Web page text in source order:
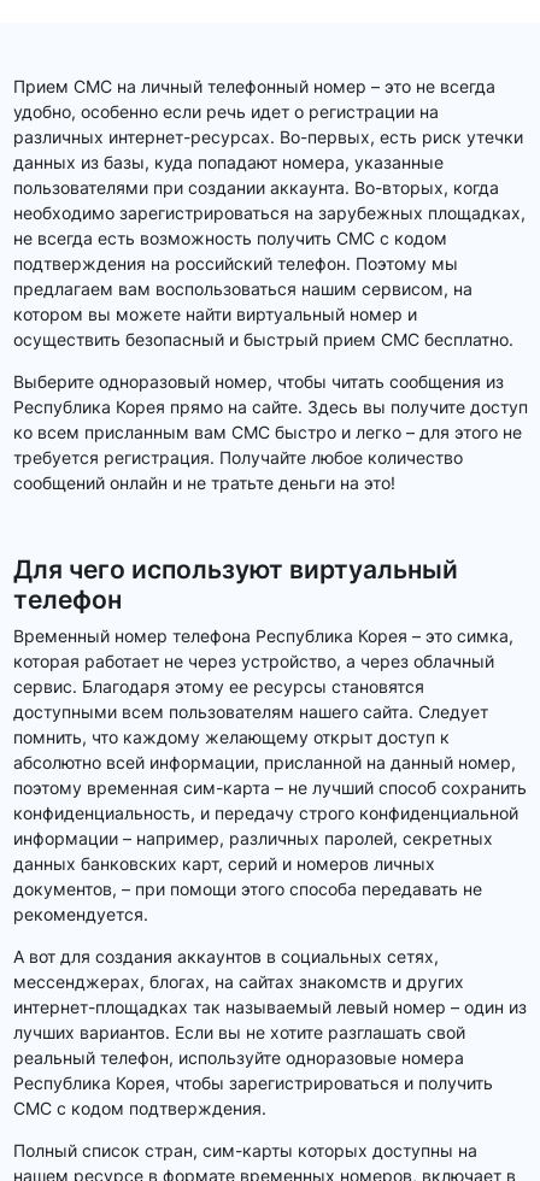
Прием СМС на личный телефонный номер – это не всегда
удобно, особенно если речь идет о регистрации на
различных интернет-ресурсах. Во-первых, есть риск утечки
данных из базы, куда попадают номера, указанные
пользователями при создании аккаунта. Во-вторых, когда
необходимо зарегистрироваться на зарубежных площадках,
не всегда есть возможность получить СМС с кодом
подтверждения на российский телефон. Поэтому мы
предлагаем вам воспользоваться нашим сервисом, на
котором вы можете найти виртуальный номер и
осуществить безопасный и быстрый прием СМС бесплатно.
Выберите одноразовый номер, чтобы читать сообщения из
Республика Корея прямо на сайте. Здесь вы получите доступ
ко всем присланным вам СМС быстро и легко – для этого не
требуется регистрация. Получайте любое количество
сообщений онлайн и не тратьте деньги на это!
Для чего используют виртуальный
телефон
Временный номер телефона Республика Корея – это симка,
которая работает не через устройство, а через облачный
сервис. Благодаря этому ее ресурсы становятся
доступными всем пользователям нашего сайта. Следует
помнить, что каждому желающему открыт доступ к
абсолютно всей информации, присланной на данный номер,
поэтому временная сим-карта – не лучший способ сохранить
конфиденциальность, и передачу строго конфиденциальной
информации – например, различных паролей, секретных
данных банковских карт, серий и номеров личных
документов, – при помощи этого способа передавать не
рекомендуется.
А вот для создания аккаунтов в социальных сетях,
мессенджерах, блогах, на сайтах знакомств и других
интернет-площадках так называемый левый номер – один из
лучших вариантов. Если вы не хотите разглашать свой
реальный телефон, используйте одноразовые номера
Республика Корея, чтобы зарегистрироваться и получить
СМС с кодом подтверждения.
Полный список стран, сим-карты которых доступны на
нашем ресурсе в формате временных номеров, включает в